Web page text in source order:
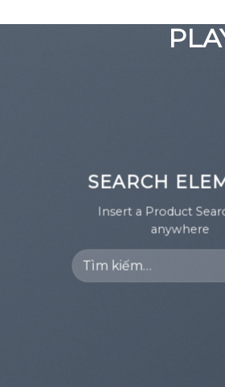
đến
SEARCH
Insert a Product
anywhere
Tìm
kiếm: